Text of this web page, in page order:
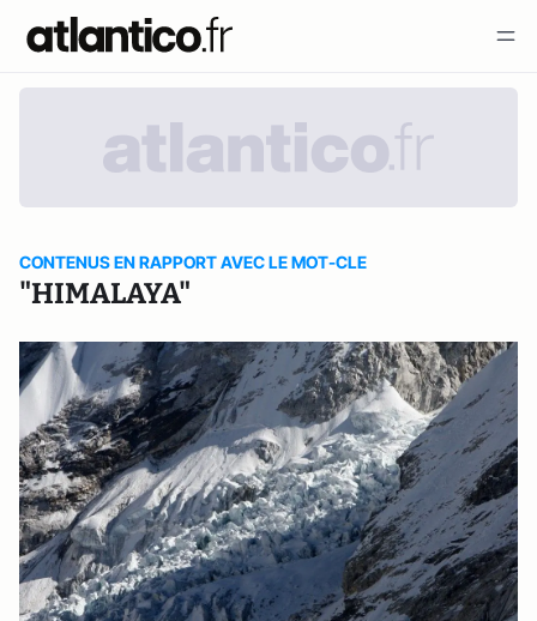
CONTENUS EN RAPPORT AVEC LE MOT-CLE
"HIMALAYA"